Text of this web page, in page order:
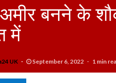
बनने के
में
UK September 6, 2022 1 min